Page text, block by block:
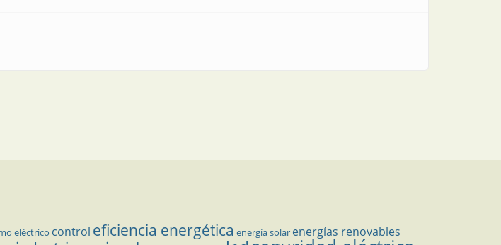
penetración de generación de energía solar
eléctrico control eficiencia energética energía solar energías renovables